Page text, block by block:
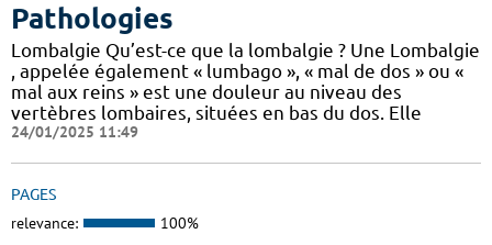
Pathologies
Lombalgie Qu’est-ce que la lombalgie ? Une Lombalgie
, appelée également « lumbago », « mal de dos » ou «
mal aux reins » est une douleur au niveau des
vertèbres lombaires, situées en bas du dos. Elle
24/01/2025 11:49
PAGES
relevance: 100%